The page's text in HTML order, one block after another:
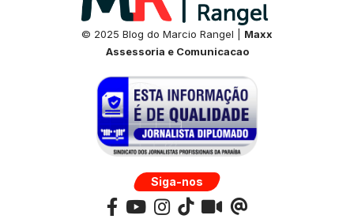
© 2025 Blog do Marcio Rangel | Maxx
Assessoria e Comunicacao
Siga-nos